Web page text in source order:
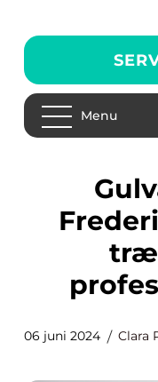
Menu
Gulvafhøvling i
06 juni 2024 Clara